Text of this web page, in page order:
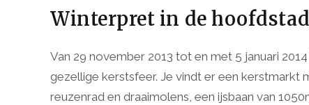
Winterpret in de
Van 29 november 2013 tot en met 5 januari
gezellige kerstsfeer. Je vindt er een kerstmarkt
reuzenrad en draaimolens, een ijsbaan van